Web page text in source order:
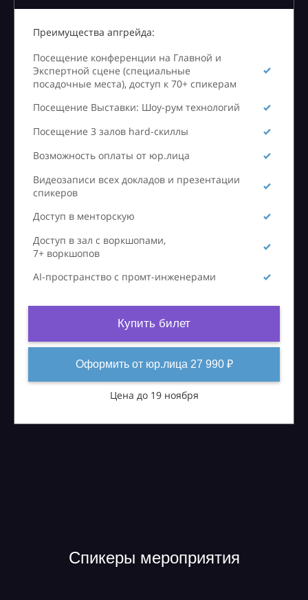
Преимущества апгрейда:
Посещение конференции на Главной и
Экспертной сцене (специальные
посадочные места), доступ к 70+ спикерам
Посещение Выставки: Шоу-рум технологий
Посещение 3 залов hard-скиллы
Возможность оплаты от юр.лица
Видеозаписи всех докладов и презентации
спикеров
Доступ в менторскую
Доступ в зал с воркшопами,
7+ воркшопов
AI-пространство с промт-инженерами
Купить билет
Оформить от юр.лица 27 990 ₽
Цена до 19 ноября
Спикеры мероприятия